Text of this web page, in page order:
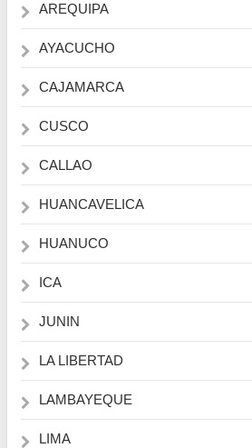
AREQUIPA
AYACUCHO
CAJAMARCA
CUSCO
CALLAO
HUANCAVELICA
HUANUCO
ICA
JUNIN
LA LIBERTAD
LAMBAYEQUE
LIMA